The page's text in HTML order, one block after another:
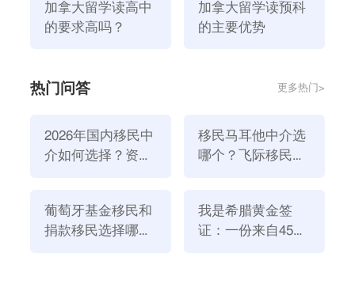
加拿大已经接受了一年的系统学习，熟悉了国外的教育
体制，对未来接受大学的高等教育也是一个很好的铺
加拿大留学读高中
的要求高吗？
加拿大留学读预科
的主要优势
热门问答 更多热门>
2026年国内移民中
介如何选择？资
移民马耳他中介选
哪个？飞际移民是
葡萄牙基金移民和
捐款移民选择哪个
我是希腊黄金签
证：一份来自45亿